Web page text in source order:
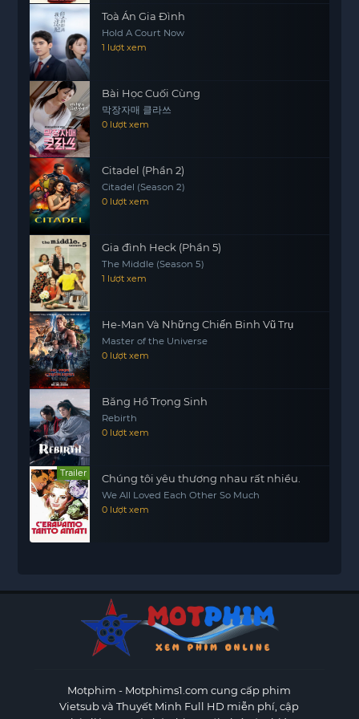
Toà Án Gia Đình
Hold A Court Now
1 lượt xem
Bài Học Cuối Cùng
막장자매 클라쓰
0 lượt xem
Citadel (Phần 2)
Citadel (Season 2)
0 lượt xem
Gia đình Heck (Phần 5)
The Middle (Season 5)
1 lượt xem
He-Man Và Những Chiến Binh Vũ Trụ
Master of the Universe
0 lượt xem
Băng Hồ Trọng Sinh
Rebirth
0 lượt xem
Trailer Chúng tôi yêu thương nhau rất nhiều.
We All Loved Each Other So Much
0 lượt xem
Motphim - Motphims1.com cung cấp phim
Vietsub và Thuyết Minh Full HD miễn phí, cập